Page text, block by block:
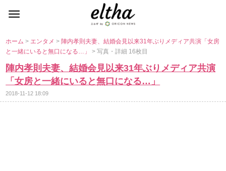
ホーム> エンタメ> 陣内孝則夫妻、結婚会見以来31年ぶりメディア共演「女房
と一緒にいると無口になる…」> 写真・詳細 16枚目
陣内孝則夫妻、結婚会見以来31年ぶりメディア共演
「女房と一緒にいると無口になる…」
2018-11-12 18:09